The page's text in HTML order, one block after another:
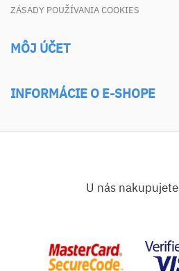
ZÁSADY POUŽÍVANIA COOKIES
MÔJ ÚČET
INFORMÁCIE O E-SHOPE
U nás nakupujete